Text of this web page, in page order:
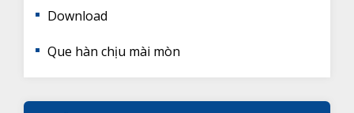
Download
Que hàn chịu mài mòn